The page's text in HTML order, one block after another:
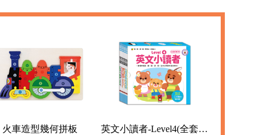
火車造型幾何拼板 英文小讀者-Level4(全套10冊)